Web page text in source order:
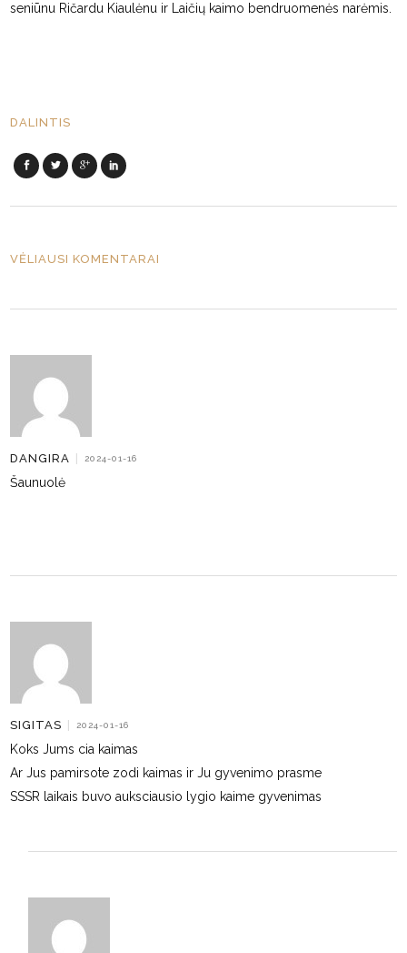
seniūnu Ričardu Kiaulėnu ir Laičių kaimo bendruomenės narėmis.
DALINTIS
VĖLIAUSI KOMENTARAI
DANGIRA 2024-01-16
Šaunuolė
SIGITAS 2024-01-16
Koks Jums cia kaimas
Ar Jus pamirsote zodi kaimas ir Ju gyvenimo prasme
SSSR laikais buvo auksciausio lygio kaime gyvenimas